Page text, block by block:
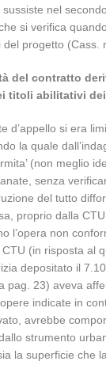
sussiste nel
si verifica
progetto (Cass.
del contratto
titoli abilitativi
d’appello si era
la quale
(non meglio
senza
del tutto
proprio dalla
l’opera non
(in risposta al
depositato il
pag. 23) aveva
indicate in
avrebbe
strumento
la superficie che